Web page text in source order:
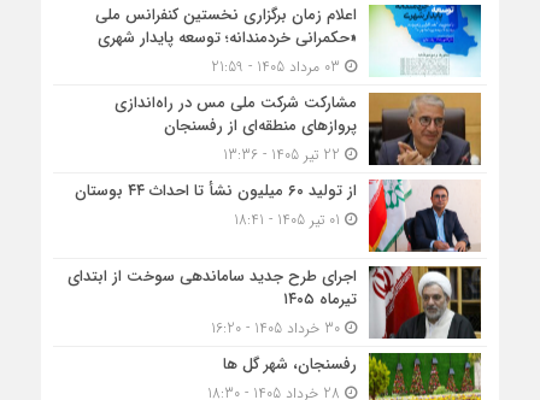
اعلام زمان برگزاری نخستین کنفرانس ملی
«حکمرانی خردمندانه؛ توسعه پایدار شهری
مشارکت شرکت ملی مس در راه‌اندازی
پروازهای منطقه‌ای از رفسنجان
از تولید ۶۰ میلیون نشأ تا احداث ۴۴ بوستان
اجرای طرح جدید ساماندهی سوخت از ابتدای
تیرماه ۱۴۰۵
30 خرداد 1405 - 16:20
رفسنجان، شهر گل ها